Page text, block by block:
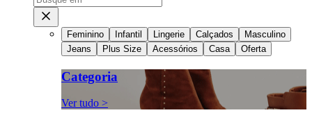
Feminino Infantil Lingerie Calçados
Masculino
Jeans
Plus Size Acessórios Casa Oferta
Categoria
Ver tudo >